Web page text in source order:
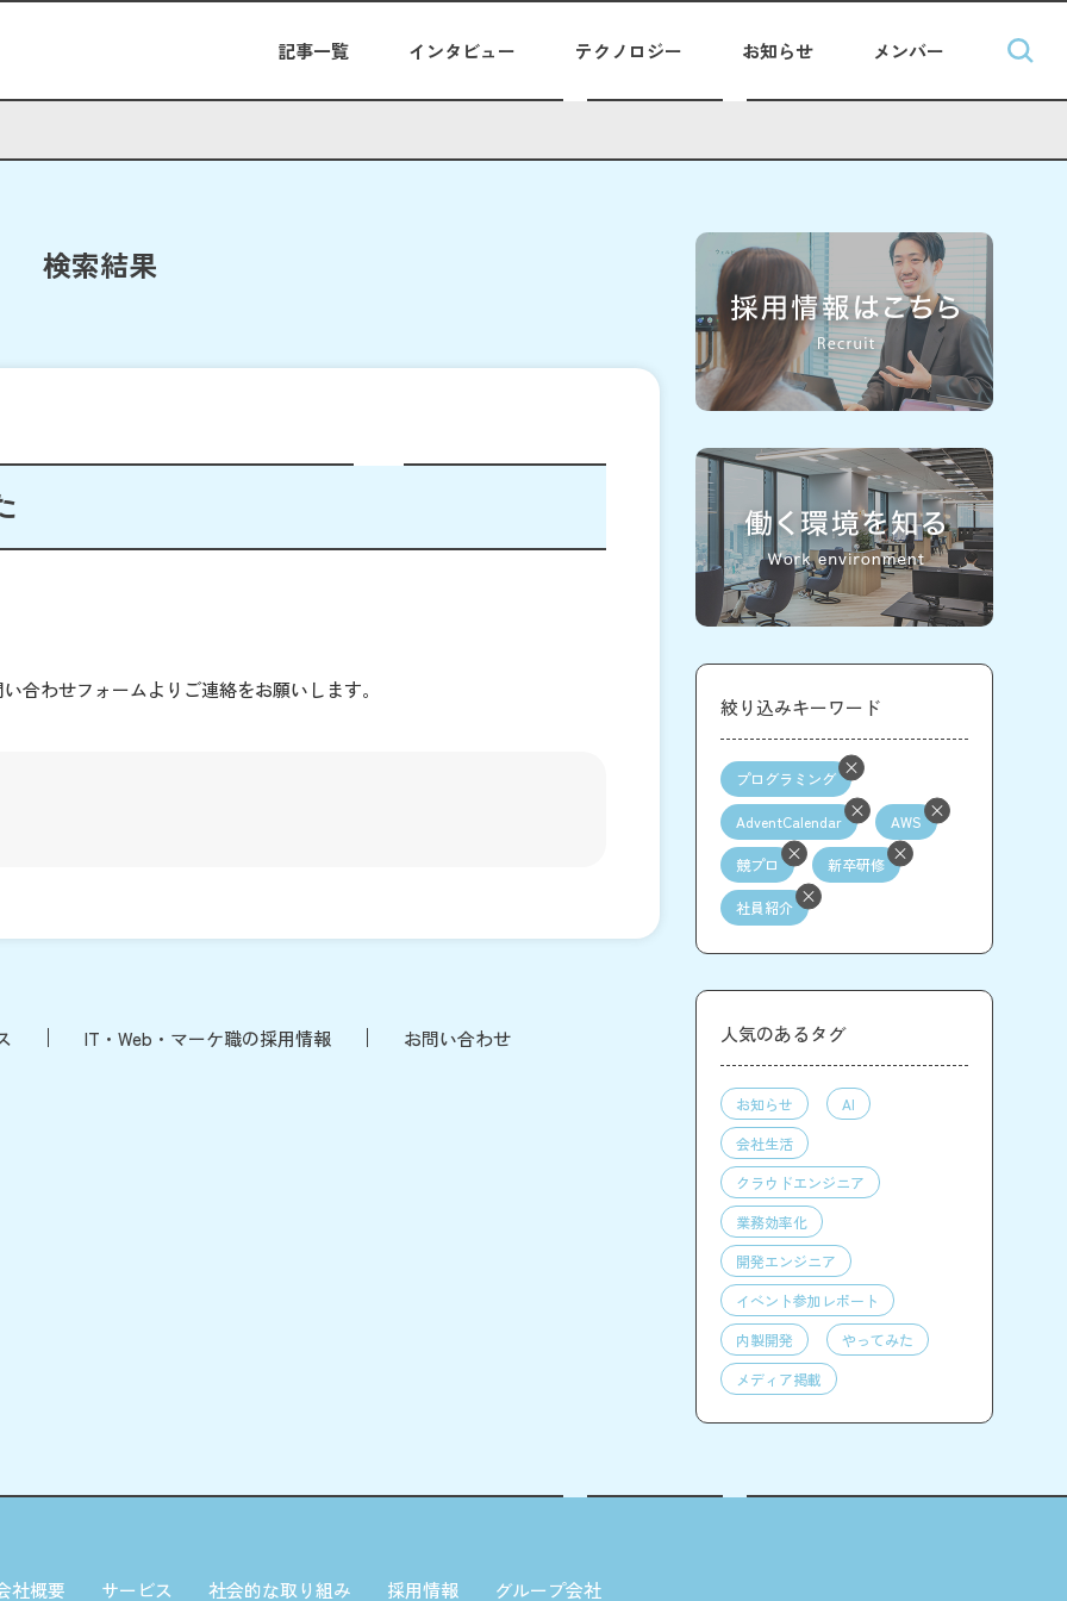
記事一覧 インタビュー テクノロジー お知らせ メンバー
検索結果
合わせフォームよりご連絡をお願いします。
IT・Web・マーケ職の採用情報 お問い合わせ
絞り込みキーワード
プログラミング
AdventCalendar AWS
競プロ 新卒研修
社員紹介
人気のあるタグ
お知らせ
AI
会社生活
クラウドエンジニア
業務効率化
開発エンジニア
イベント参加レポート
内製開発
やってみた
メディア掲載
社概要 サービス 社会的な取り組み 採用情報 グループ会社